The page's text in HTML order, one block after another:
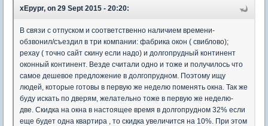
xEpypr, on 29 Sept 2015 - 20:20:
В связи с отпуском и соответственно наличием времени-
обзвонил/съездил в три компании: фабрика окон ( свиблово);
рехау ( точно сайт скину если надо) и долгопрудный континент
оконный континент. Везде считали одно и тоже и получилось что
самое дешевое предложение в долгопрудном. Поэтому ищу
людей, которые готовы в первую же неделю поменять окна. Так же
буду искать по дверям, желательно тоже в первую же неделю-
две. Скидка на окна в настоящее время в долгопрудном 32% если
еще будет одна квартира , то скидка увеличится на 10%. При этом